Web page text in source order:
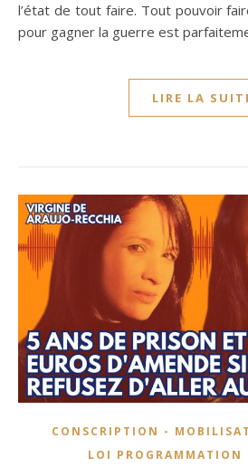
l’état de tout faire. Tout pouvoir
pour gagner la guerre est
LIRE LA
CONSCRIPTION -
LOI PROGRAMMATION